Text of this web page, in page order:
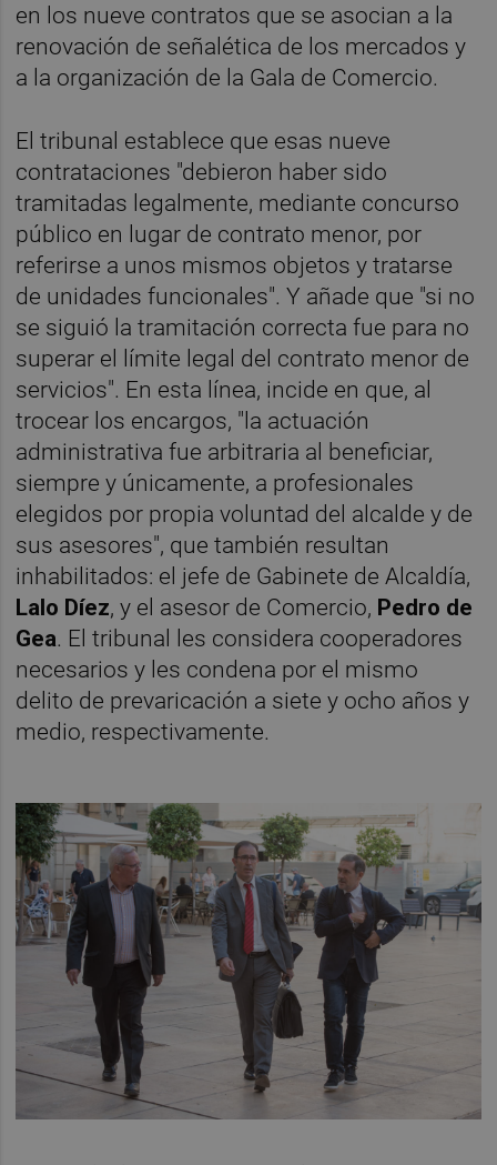
en los nueve contratos que se asocian a la
renovación de señalética de los mercados y
a la organización de la Gala de Comercio.
El tribunal establece que esas nueve
contrataciones "debieron haber sido
tramitadas legalmente, mediante concurso
público en lugar de contrato menor, por
referirse a unos mismos objetos y tratarse
de unidades funcionales". Y añade que "si no
se siguió la tramitación correcta fue para no
superar el límite legal del contrato menor de
servicios". En esta línea, incide en que, al
trocear los encargos, "la actuación
administrativa fue arbitraria al beneficiar,
siempre y únicamente, a profesionales
elegidos por propia voluntad del alcalde y de
sus asesores", que también resultan
inhabilitados: el jefe de Gabinete de Alcaldía,
Lalo Díez, y el asesor de Comercio, Pedro de
Gea. El tribunal les considera cooperadores
necesarios y les condena por el mismo
delito de prevaricación a siete y ocho años y
medio, respectivamente.